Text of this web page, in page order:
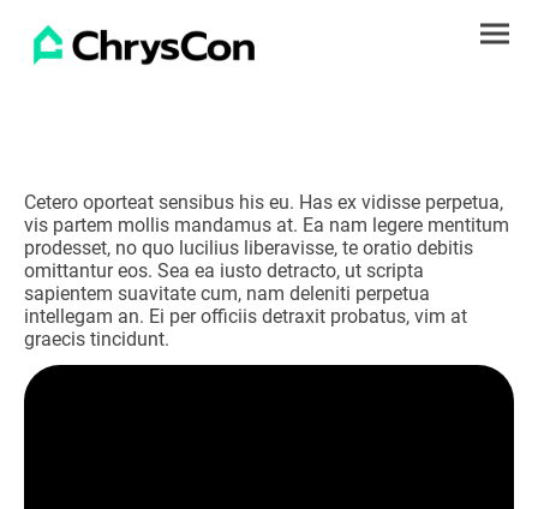
Cetero oporteat sensibus his eu. Has ex vidisse perpetua,
vis partem mollis mandamus at. Ea nam legere mentitum
prodesset, no quo lucilius liberavisse, te oratio debitis
omittantur eos. Sea ea iusto detracto, ut scripta
sapientem suavitate cum, nam deleniti perpetua
intellegam an. Ei per officiis detraxit probatus, vim at
graecis tincidunt.